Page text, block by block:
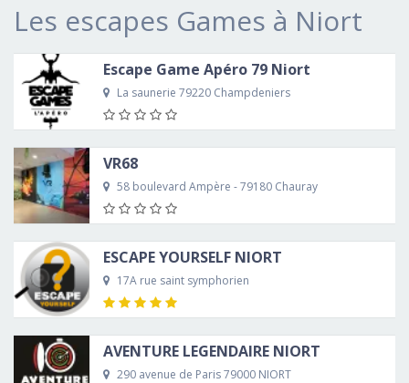
Les escapes Games à Niort
Escape Game Apéro 79 Niort
La saunerie 79220 Champdeniers
VR68
58 boulevard Ampère - 79180 Chauray
ESCAPE YOURSELF NIORT
17A rue saint symphorien
AVENTURE LEGENDAIRE NIORT
290 avenue de Paris 79000 NIORT